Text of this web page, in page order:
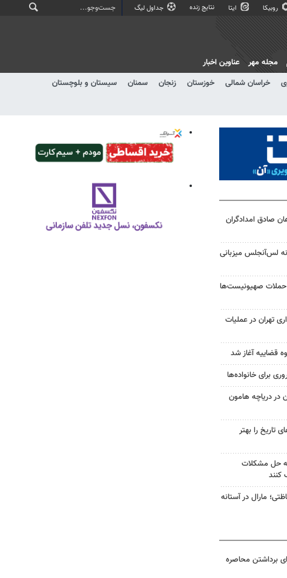
روبیکا ایتا نتایج زنده جداول لیگ
خراسان شمالی خوزستان زنجان سمنان
سیستان و بلوچستان
مجله مهر عناوین اخبار
صادق امدادگران
لس‌آنجلس میزبانی
حملات صهیونیست‌ها
تهران در عملیات
آغاز شد
برای خانواده‌ها
در دریاچه هامون
تاریخ را بهتر
به حل مشکلات
مارال در آستانه
برداشتن محاصره